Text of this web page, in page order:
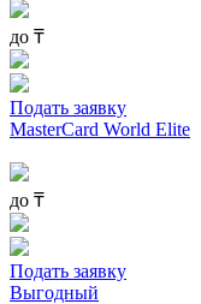
до ₸
Подать заявку
MasterCard World Elite
до ₸
Подать заявку
Выгодный